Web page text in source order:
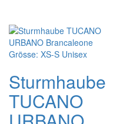
Sturmhaube
TUCANO